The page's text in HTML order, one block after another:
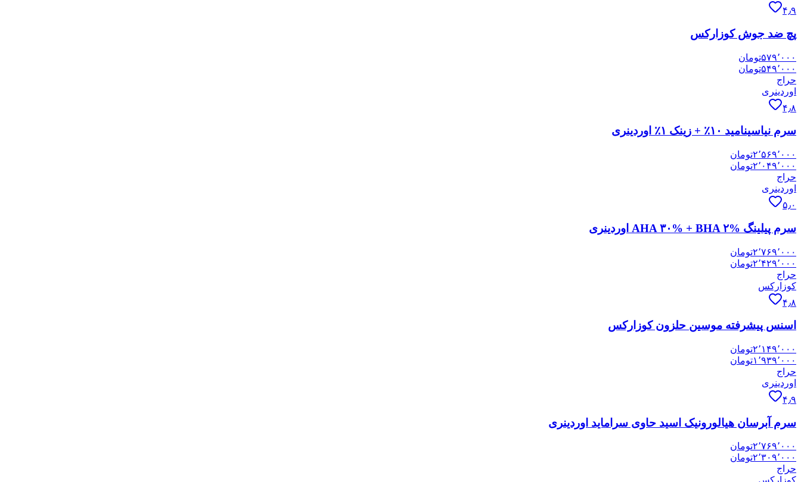
۴٫۹
پچ ضد جوش کوزارکس
۵۷۹٬۰۰۰تومان
۵۴۹٬۰۰۰تومان
حراج
اوردینری
۴٫۸
سرم نیاسینامید ۱۰٪ + زینک ۱٪ اوردینری
۲٬۵۶۹٬۰۰۰تومان
۲٬۰۴۹٬۰۰۰تومان
حراج
اوردینری
۵٫۰
سرم پیلینگ AHA ۳۰% + BHA ۲% اوردینری
۲٬۷۶۹٬۰۰۰تومان
۲٬۴۲۹٬۰۰۰تومان
حراج
کوزارکس
۴٫۸
اسنس پیشرفته موسین حلزون کوزارکس
۲٬۱۴۹٬۰۰۰تومان
۱٬۹۳۹٬۰۰۰تومان
حراج
اوردینری
۴٫۹
سرم آبرسان هیالورونیک اسید حاوی سراماید اوردینری
۲٬۷۶۹٬۰۰۰تومان
۲٬۳۰۹٬۰۰۰تومان
حراج